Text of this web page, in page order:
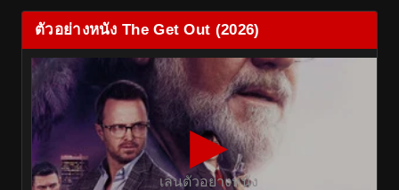
ตัวอย่างหนัง The Get Out (2026)
▶
เล่นตัวอย่างหนัง